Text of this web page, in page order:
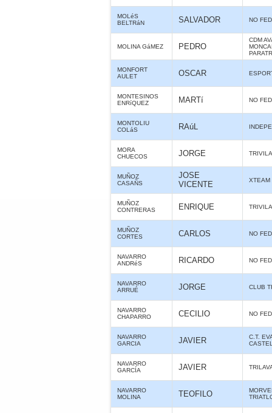
MOLéS
BELTRáN
SALVADOR NO
MOLINA GáMEZ PEDRO
CDM
MONFORT
AULET
OSCAR
MONTESINOS
ENRíQUEZ
MARTí NO
MONTOLIU
COLáS
RAúL
MORA
CHUECOS
JORGE TRIVILA
MUÑOZ
CASAÑS
JOSE
VICENTE
XTEAM
MUÑOZ
CONTRERAS
ENRIQUE TRIVILA
MUÑOZ
CORTES
CARLOS NO
NAVARRO
ANDRéS
RICARDO NO
NAVARRO
ARRUÉ
JORGE CLUB
NAVARRO
CHAPARRO
CECILIO NO
NAVARRO
GARCIA
JAVIER
C.T.
NAVARRO
GARCÍA
JAVIER
NAVARRO
MOLINA
TEOFILO